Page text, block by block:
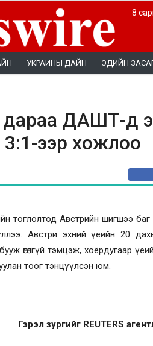
8
УКРАИНЫ ДАЙН ЭДИЙН
ДАШТ-д
ээр хожлоо
тоглолтод Австрийн шигшээ
Австри эхний үеийн 20
өгөлгүй тэмцэж, хоёрдугаар
тоог тэнцүүлсэн юм.
Гэрэл зургийг REUTERS